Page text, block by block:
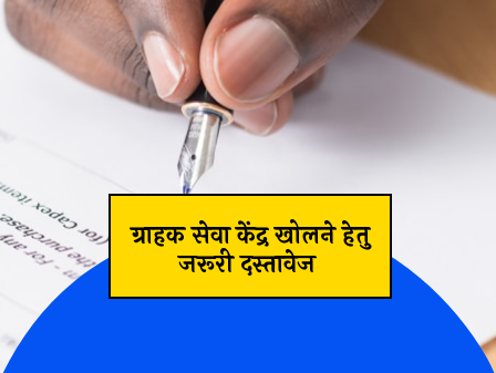
ग्राहक सेवा केंद्र खोलने हेतु
जरूरी दस्तावेज